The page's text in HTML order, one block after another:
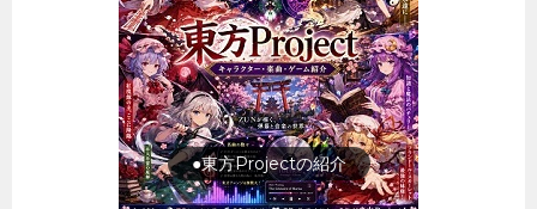
旅行の前に旅行先をチェック